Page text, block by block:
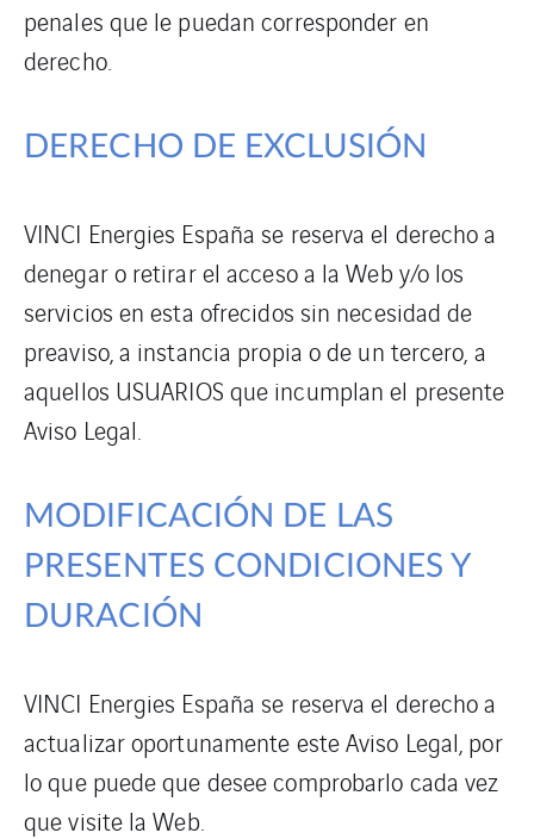
penales que le puedan corresponder en
derecho.
DERECHO DE EXCLUSIÓN
VINCI Energies España se reserva el derecho a
denegar o retirar el acceso a la Web y/o los
servicios en esta ofrecidos sin necesidad de
preaviso, a instancia propia o de un tercero, a
aquellos USUARIOS que incumplan el presente
Aviso Legal.
MODIFICACIÓN DE LAS
PRESENTES CONDICIONES Y
DURACIÓN
VINCI Energies España se reserva el derecho a
actualizar oportunamente este Aviso Legal, por
lo que puede que desee comprobarlo cada vez
que visite la Web.